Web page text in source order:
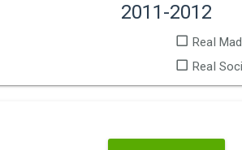
2011-2012
Real
Real